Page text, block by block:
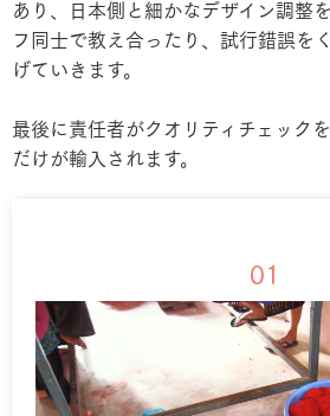
あり、日本側と細かなデザイン調整
フ同士で教え合ったり、試行錯誤を
げていきます。
最後に責任者がクオリティチェック
だけが輸入されます。
01